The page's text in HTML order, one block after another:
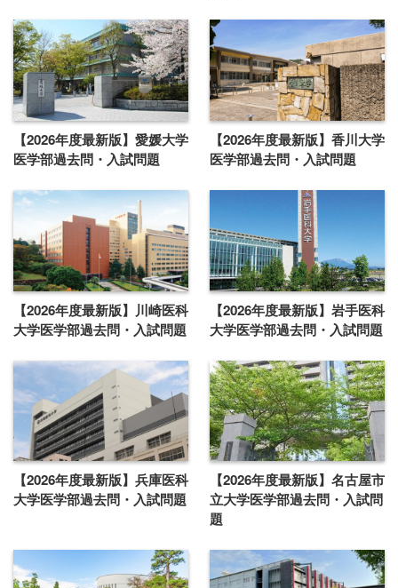
【2026年度最新版】愛媛大学
医学部過去問・入試問題
【2026年度最新版】香川大学
医学部過去問・入試問題
【2026年度最新版】川崎医科
大学医学部過去問・入試問題
【2026年度最新版】岩手医科
大学医学部過去問・入試問題
【2026年度最新版】兵庫医科
大学医学部過去問・入試問題
【2026年度最新版】名古屋市
立大学医学部過去問・入試問
題